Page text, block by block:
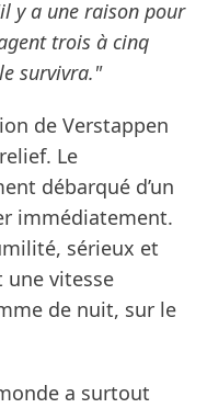
y a une raison pour
trois à cinq
survivra."
de Verstappen
Le
débarqué d’un
immédiatement.
sérieux et
vitesse
de nuit, sur le
a surtout